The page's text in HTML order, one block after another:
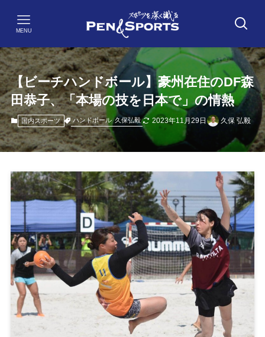
MENU
【ビーチハンドボール】豪州在住のDF森
田恭子、「本場の技を日本で」の情熱
国内スポーツ ハンドボール 久保弘毅 2023年11月29日 久保 弘毅